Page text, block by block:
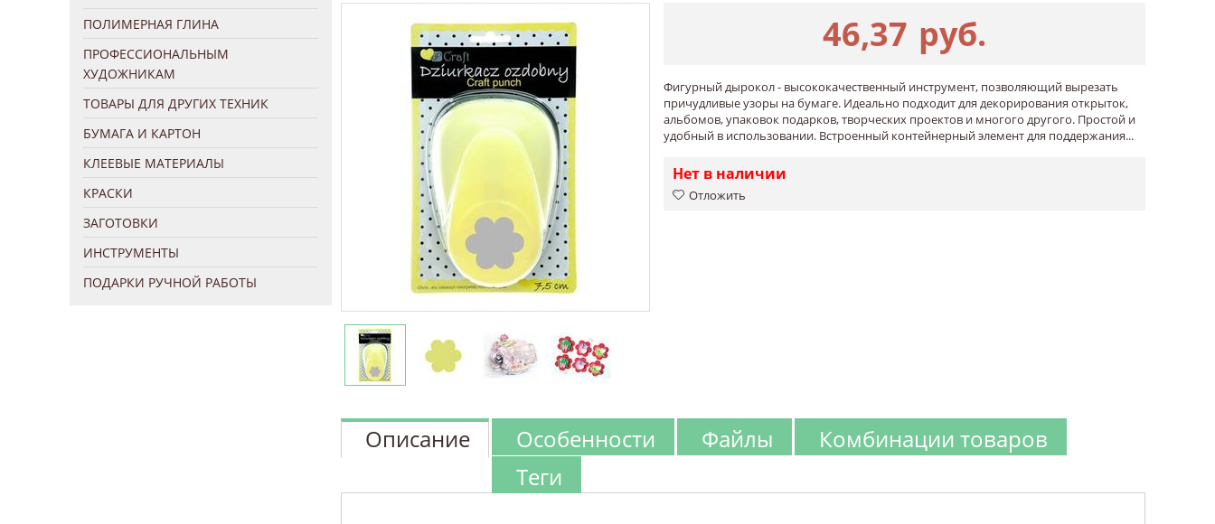
ПОЛИМЕРНАЯ ГЛИНА
ПРОФЕССИОНАЛЬНЫМ
ХУДОЖНИКАМ
ТОВАРЫ ДЛЯ ДРУГИХ ТЕХНИК
БУМАГА И КАРТОН
КЛЕЕВЫЕ МАТЕРИАЛЫ
КРАСКИ
ЗАГОТОВКИ
ИНСТРУМЕНТЫ
ПОДАРКИ РУЧНОЙ РАБОТЫ
46,37 руб.
Фигурный дырокол - высококачественный инструмент, позволяющий вырезать
причудливые узоры на бумаге. Идеально подходит для декорирования открыток,
альбомов, упаковок подарков, творческих проектов и многого другого. Простой и
удобный в использовании. Встроенный контейнерный элемент для поддержания...
Нет в наличии
Отложить
Описание Особенности Файлы
Комбинации товаров
Теги